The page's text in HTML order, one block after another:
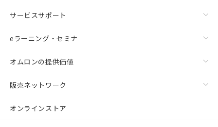
サービスサポート
eラーニング・セミナ
オムロンの提供価値
販売ネットワーク
オンラインストア